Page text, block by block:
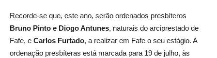
Recorde-se que, este ano, serão ordenados presbíteros
Bruno Pinto e Diogo Antunes, naturais do arciprestado de
Fafe, e Carlos Furtado, a realizar em Fafe o seu estágio. A
ordenação presbíteras está marcada para 19 de julho, às